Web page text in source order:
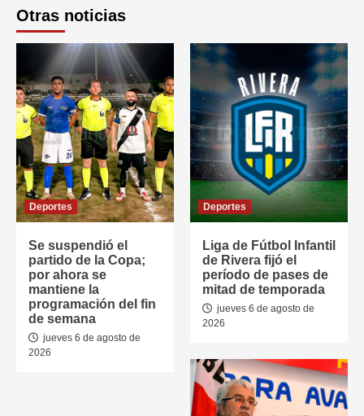
Otras noticias
Deportes
Se suspendió el
partido de la Copa;
por ahora se
mantiene la
programación del fin
de semana
jueves 6 de agosto de
2026
Deportes
Liga de Fútbol Infantil
de Rivera fijó el
período de pases de
mitad de temporada
jueves 6 de agosto de
2026